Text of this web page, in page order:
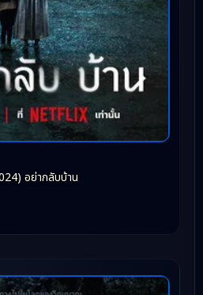
อย่ากลับบ้าน